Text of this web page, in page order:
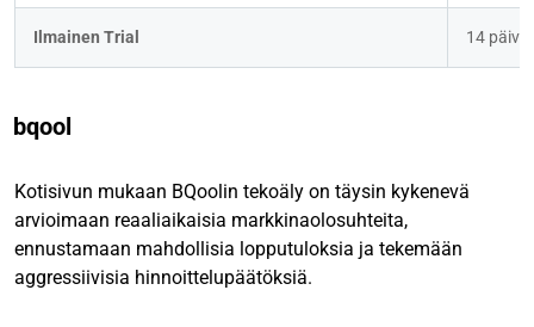
Ilmainen Trial 14
bqool
Kotisivun mukaan BQoolin tekoäly on täysin kykenevä
arvioimaan reaaliaikaisia markkinaolosuhteita,
ennustamaan mahdollisia lopputuloksia ja tekemään
aggressiivisia hinnoittelupäätöksiä.